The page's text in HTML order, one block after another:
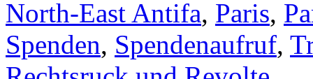
North-East Antifa, Paris,
Spenden, Spendenaufruf,